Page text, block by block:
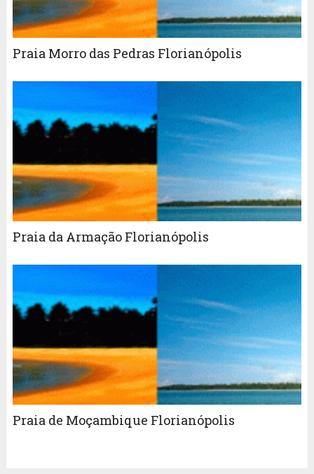
Praia Morro das Pedras Florianópolis
Praia da Armação Florianópolis
Praia de Moçambique Florianópolis